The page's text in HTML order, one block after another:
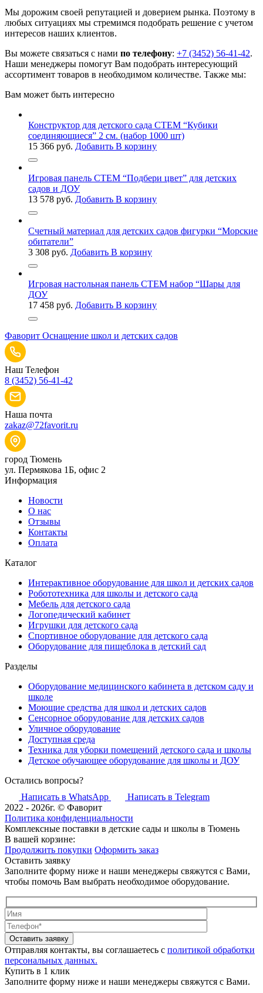
Мы дорожим своей репутацией и доверием рынка. Поэтому в
любых ситуациях мы стремимся подобрать решение с учетом
интересов наших клиентов.
Вы можете связаться с нами по телефону: +7 (3452) 56-41-42.
Наши менеджеры помогут Вам подобрать интересующий
ассортимент товаров в необходимом количестве. Также мы:
Вам может быть интересно
Конструктор для детского сада СТЕМ “Кубики
соединяющиеся” 2 см. (набор 1000 шт)
15 366 руб. Добавить В корзину
Игровая панель СТЕМ “Подбери цвет” для детских
садов и ДОУ
13 578 руб. Добавить В корзину
Счетный материал для детских садов фигурки “Морские
обитатели”
3 308 руб. Добавить В корзину
Игровая настольная панель СТЕМ набор “Шары для
ДОУ
17 458 руб. Добавить В корзину
Фаворит Оснащение школ и детских садов
Наш Телефон
8 (3452) 56-41-42
Наша почта
zakaz@72favorit.ru
город Тюмень
ул. Пермякова 1Б, офис 2
Информация
Новости
О нас
Отзывы
Контакты
Оплата
Каталог
Интерактивное оборудование для школ и детских садов
Робототехника для школы и детского сада
Мебель для детского сада
Логопедический кабинет
Игрушки для детского сада
Спортивное оборудование для детского сада
Оборудование для пищеблока в детский сад
Разделы
Оборудование медицинского кабинета в детском саду и
школе
Моющие средства для школ и детских садов
Сенсорное оборудование для детских садов
Уличное оборудование
Доступная среда
Техника для уборки помещений детского сада и школы
Детское обучающее оборудование для школы и ДОУ
Остались вопросы?
Написать в WhatsApp
Написать в Telegram
2022 - 2026г. © Фаворит
Политика конфиденциальности
Комплексные поставки в детские сады и школы в Тюмень
В вашей корзине:
Продолжить покупки Оформить заказ
Оставить заявку
Заполните форму ниже и наши менеджеры свяжутся с Вами,
чтобы помочь Вам выбрать необходимое оборудование.
Оставить заявку
Отправляя контакты, вы соглашаетесь с политикой обработки
персональных данных.
Купить в 1 клик
Заполните форму ниже и наши менеджеры свяжутся с Вами.